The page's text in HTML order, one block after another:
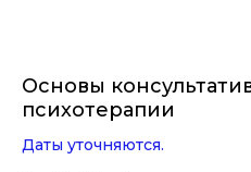
Основы
психотерапии
Даты уточняются.